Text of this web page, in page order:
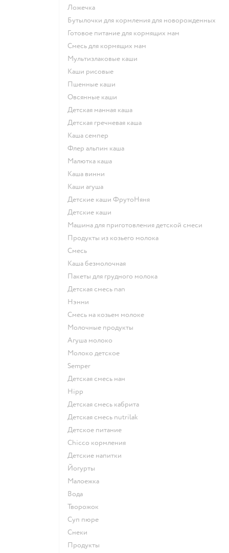
ложечка
бутылочки для кормления для новорожденных
готовое питание для кормящих мам
смесь для кормящих мам
Мультизлаковые каши
Каши рисовые
Пшенные каши
овсянные каши
детская манная каша
детская гречневая каша
каша семпер
флер альпин каша
малютка каша
каша винни
каши агуша
Детские каши ФрутоНяня
детские каши
машина для приготовления детской смеси
продукты из козьего молока
смесь
каша безмолочная
пакеты для грудного молока
детская смесь nan
нэнни
смесь на козьем молоке
молочные продукты
агуша молоко
молоко детское
semper
детская смесь нан
hipp
детская смесь кабрита
детская смесь nutrilak
детское питание
chicco кормления
детские напитки
йогурты
малоежка
Вода
творожок
суп пюре
Снеки
Продукты